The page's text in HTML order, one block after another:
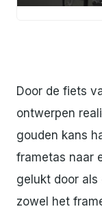
JPG
Door de fiets
ontwerpen
gouden kans
frametas naar
gelukt door
zowel het